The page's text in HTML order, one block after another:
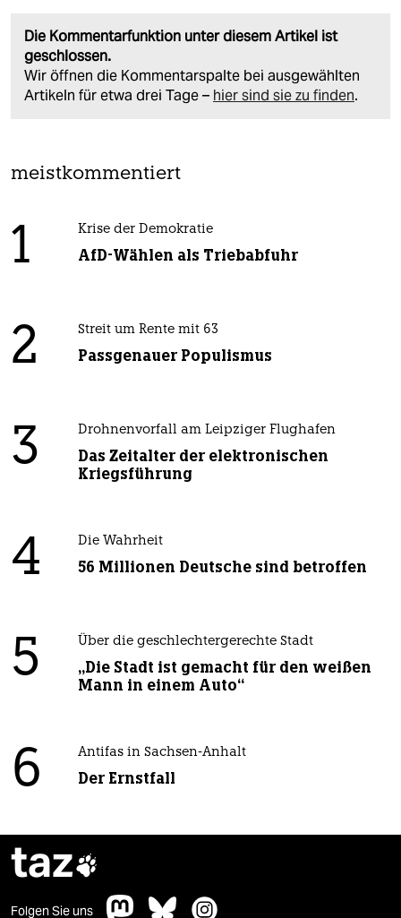
Die Kommentarfunktion unter diesem Artikel ist
geschlossen.
Wir öffnen die Kommentarspalte bei ausgewählten
Artikeln für etwa drei Tage – hier sind sie zu finden.
meistkommentiert
1 Krise der Demokratie
AfD-Wählen als Triebabfuhr
2 Streit um Rente mit 63
Passgenauer Populismus
3 Drohnenvorfall am Leipziger Flughafen
Das Zeitalter der elektronischen
Kriegsführung
4 Die Wahrheit
56 Millionen Deutsche sind betroffen
5 Über die geschlechtergerechte Stadt
„Die Stadt ist gemacht für den weißen
Mann in einem Auto“
6 Antifas in Sachsen-Anhalt
Der Ernstfall
taz
Folgen Sie uns